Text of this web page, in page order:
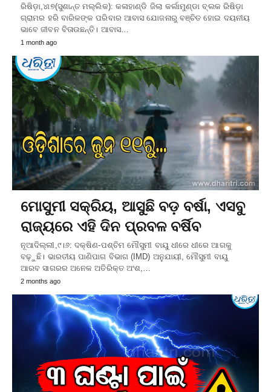
ରିଷିଡ଼ା,୪ା୭(ସୁଶାନ୍ତ ମଲ୍ଲିକ): କଳାହାଣ୍ଡି ଜିଲା କର୍ଲାମୁଣ୍ଡା ବ୍ଲକ ରିଷିଡ଼ା
ଗ୍ରାମର ହରି ବାରିକଙ୍କ ପରିବାର ଆବାସ ଯୋଜନାରୁ ବଞ୍ଚିତ ହୋଇ ଦୟନୀୟ
ଭାବେ ଜୀବନ ବିତାଉଛନ୍ତି। ଆବାସ…
1 month ago
ମୋସୁମୀ ସକ୍ରିୟ, ଆସୁଛି ବଡ଼ ବର୍ଷା, ଏସବୁ
ରାଜ୍ୟରେ ଏହି ଦିନ ପ୍ରବଳ ବର୍ଷିବ
ନୂଆଦିଲ୍ଲୀ,୯।୬: ଦକ୍ଷିଣ-ପଶ୍ଚିମ ମୌସୁମୀ ବାୟୁ ଧୀରେ ଧୀରେ ଆଗକୁ
ବଢ଼ୁଛି। ଭାରତୀୟ ପାଣିପାଗ ବିଭାଗ (IMD) ଅନୁଯାୟୀ, ମୌସୁମୀ ବାୟୁ
ଆରବ ସାଗରର ଅନେକ ଅତିରିକ୍ତ ଅଂଶ,…
2 months ago